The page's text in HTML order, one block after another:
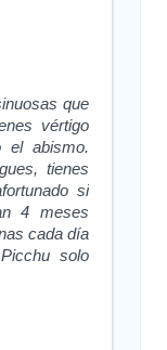
que
vértigo
el abismo.
tienes
si
4 meses
cada día
solo